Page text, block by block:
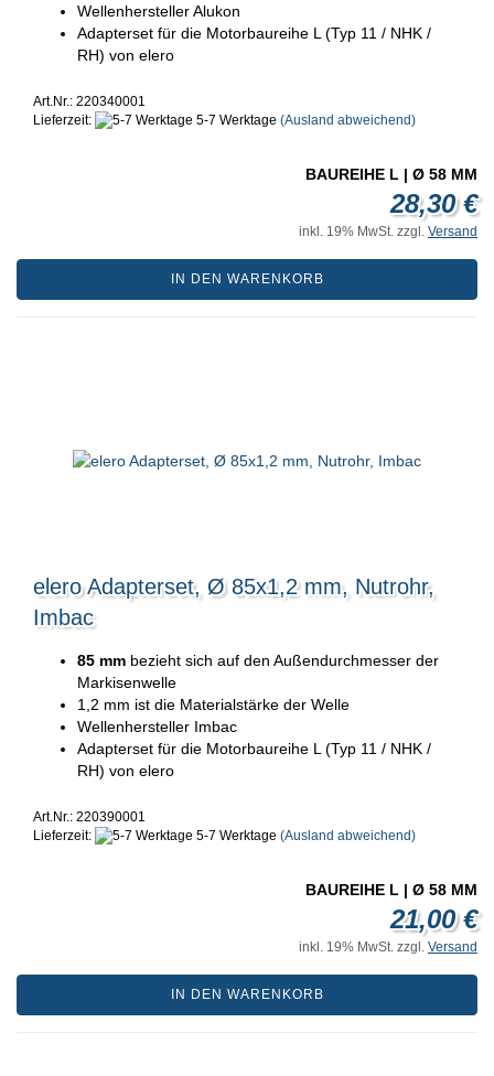
Wellenhersteller Alukon
Adapterset für die Motorbaureihe L (Typ 11 / NHK /
RH) von elero
Art.Nr.: 220340001
Lieferzeit:
5-7 Werktage (Ausland abweichend)
BAUREIHE L | Ø 58 MM
28,30 €
inkl. 19% MwSt. zzgl. Versand
IN DEN WARENKORB
elero Adapterset, Ø 85x1,2 mm, Nutrohr,
Imbac
85 mm bezieht sich auf den Außendurchmesser der
Markisenwelle
1,2 mm ist die Materialstärke der Welle
Wellenhersteller Imbac
Adapterset für die Motorbaureihe L (Typ 11 / NHK /
RH) von elero
Art.Nr.: 220390001
Lieferzeit:
5-7 Werktage (Ausland abweichend)
BAUREIHE L | Ø 58 MM
21,00 €
inkl. 19% MwSt. zzgl. Versand
IN DEN WARENKORB